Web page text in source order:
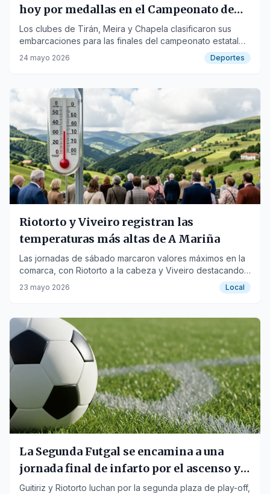
hoy por medallas en el Campeonato de
España de Trainerillas
Los clubes de Tirán, Meira y Chapela clasificaron sus
embarcaciones para las finales del campeonato estatal
que se celebra en Castro Urdiales.
24 mayo 2026 Deportes
Riotorto y Viveiro registran las
temperaturas más altas de A Mariña
Las jornadas de sábado marcaron valores máximos en la
comarca, con Riotorto a la cabeza y Viveiro destacando
también.
23 mayo 2026 Local
La Segunda Futgal se encamina a una
jornada final de infarto por el ascenso y
la permanencia
Guitiriz y Riotorto luchan por la segunda plaza de play-off,